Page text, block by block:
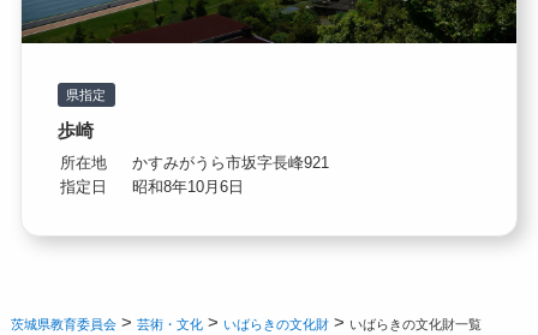
県指定
歩崎
所在地
かすみがうら市坂字長峰921
指定日
昭和8年10月6日
茨城県教育委員会 >芸術・文化 > いばらきの文化財 > いばらきの文化財一覧